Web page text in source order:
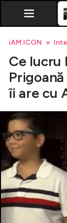
iAM ICON
Ce lucru
îi are cu